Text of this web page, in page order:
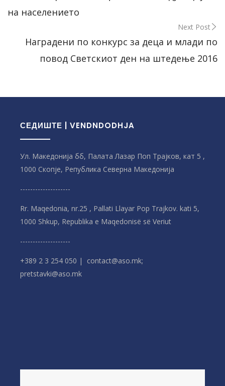
на населението
Next Post
Наградени по конкурс за деца и млади по
повод Светскиот ден на штедење 2016
СЕДИШТЕ | VENDNDODHJA
Ул. Македонија бб, Палата Лазар Поп Трајков, кат 5 ,
1000 Скопје, Република Северна Македонијa
--------------------
Rr. Maqedonia, nr.25 , Pallati Llayar Pop Trajkov. kati 5,
1000 Shkup, Republika e Maqedonisë së Veriut
--------------------
+389 2 3 254 050 | contact@aso.mk;
pretstavki@aso.mk